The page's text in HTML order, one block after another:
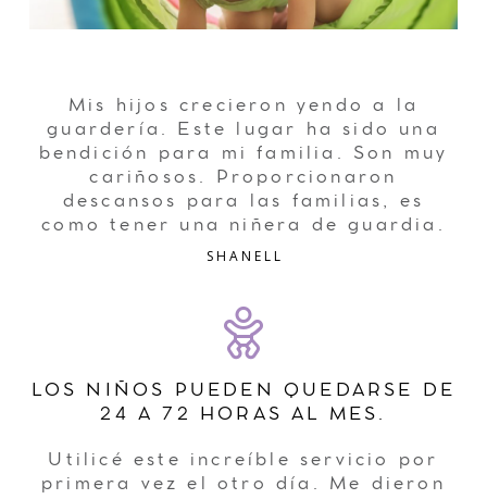
Mis hijos crecieron yendo a la
guardería. Este lugar ha sido una
bendición para mi familia. Son muy
cariñosos. Proporcionaron
descansos para las familias, es
como tener una niñera de guardia.
SHANELL
LOS NIÑOS PUEDEN QUEDARSE DE
24 A 72 HORAS AL MES.
Utilicé este increíble servicio por
primera vez el otro día. Me dieron